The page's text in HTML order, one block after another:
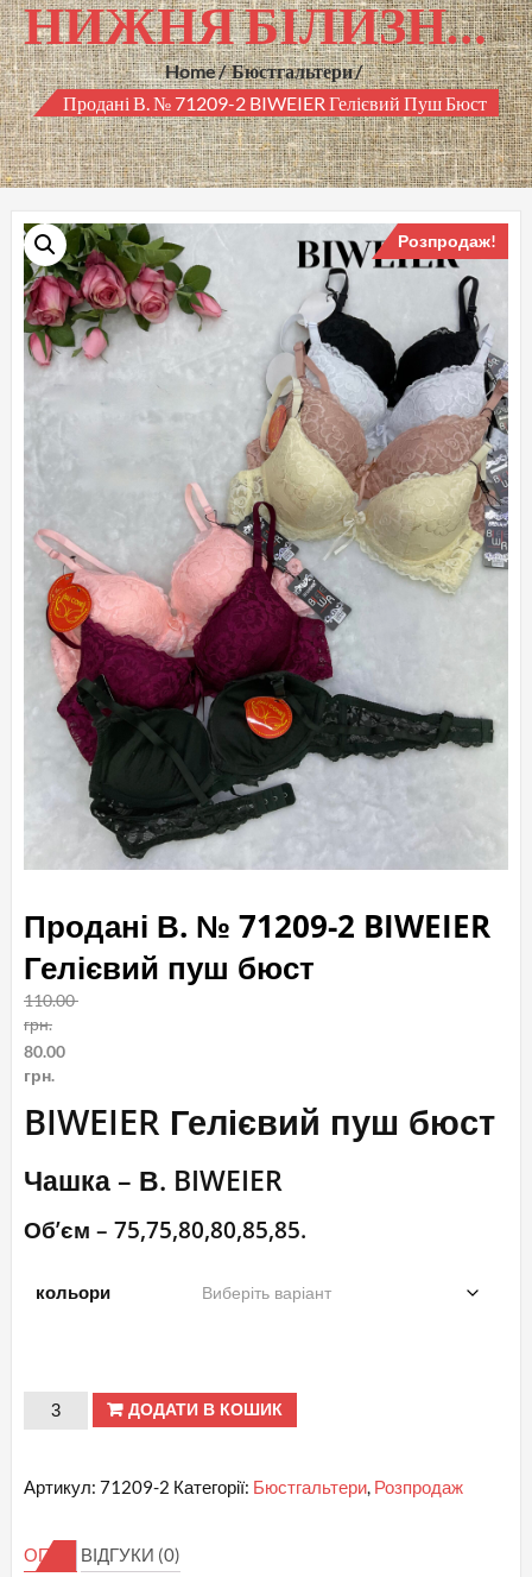
НИЖНЯ БІЛИЗНА ГУРТОМ
Home
Бюстгальтери
Продані В. № 71209-2 BIWEIER Гелієвий Пуш Бюст
Розпродаж!
Продані В. № 71209-2 BIWEIER
Гелієвий пуш бюст
110.00
грн.
Оригінальна
ціна:
80.00
грн.
ціна:
BIWEIER Гелієвий пуш бюст
Чашка – В. BIWEIER
Об’єм – 75,75,80,80,85,85.
кольори
Продані
71209-
BIWEIER
ДОДАТИ В КОШИК
Артикул: 71209-2 Категорії: Бюстгальтери, Розпродаж
ОПИС ВІДГУКИ (0)